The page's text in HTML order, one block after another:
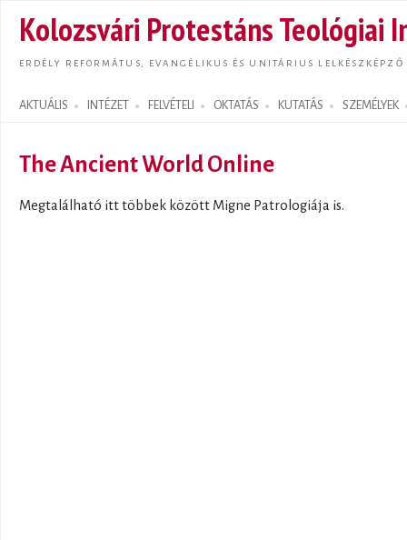
Kolozsvári Protestáns Teológiai
ERDÉLY REFORMÁTUS, EVANGÉLIKUS ÉS UNITÁRIUS LELKÉSZKÉPZŐ
AKTUÁLIS INTÉZET FELVÉTELI OKTATÁS KUTATÁS SZEMÉLYEK
Search form
The Ancient World Online
Megtalálható itt többek között Migne Patrologiája is.